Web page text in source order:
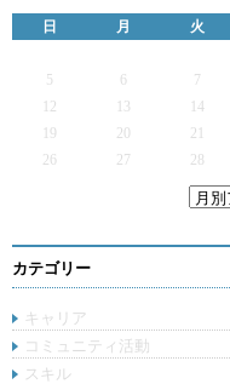
日 月 火
5
6 7
12
13 14
19
20 21
26
27 28
カテゴリー
キャリア
コミュニティ活動
スキル